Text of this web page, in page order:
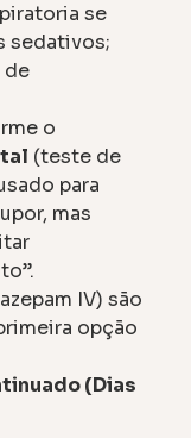
se
sedativos;
de
o
(teste de
para
mas
IV) são
opção
(Dias